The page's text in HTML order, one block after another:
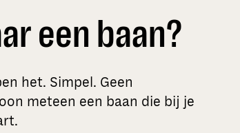
een baan?
het. Simpel. Geen
meteen een baan die bij je